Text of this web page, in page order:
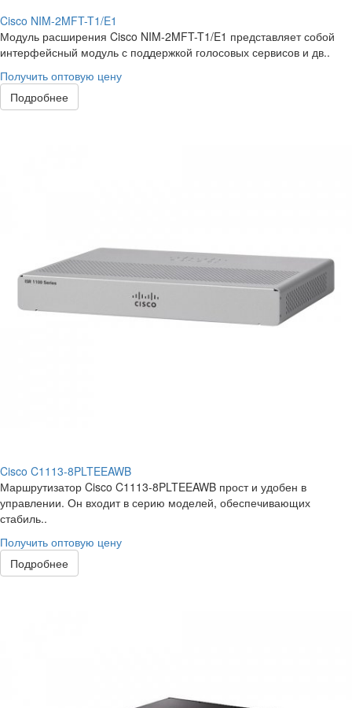
Cisco NIM-2MFT-T1/E1
Модуль расширения Cisco NIM-2MFT-T1/E1 представляет собой
интерфейсный модуль с поддержкой голосовых сервисов и дв..
Получить оптовую цену
Подробнее
Cisco C1113-8PLTEEAWB
Маршрутизатор Cisco C1113-8PLTEEAWB прост и удобен в
управлении. Он входит в серию моделей, обеспечивающих
стабиль..
Получить оптовую цену
Подробнее